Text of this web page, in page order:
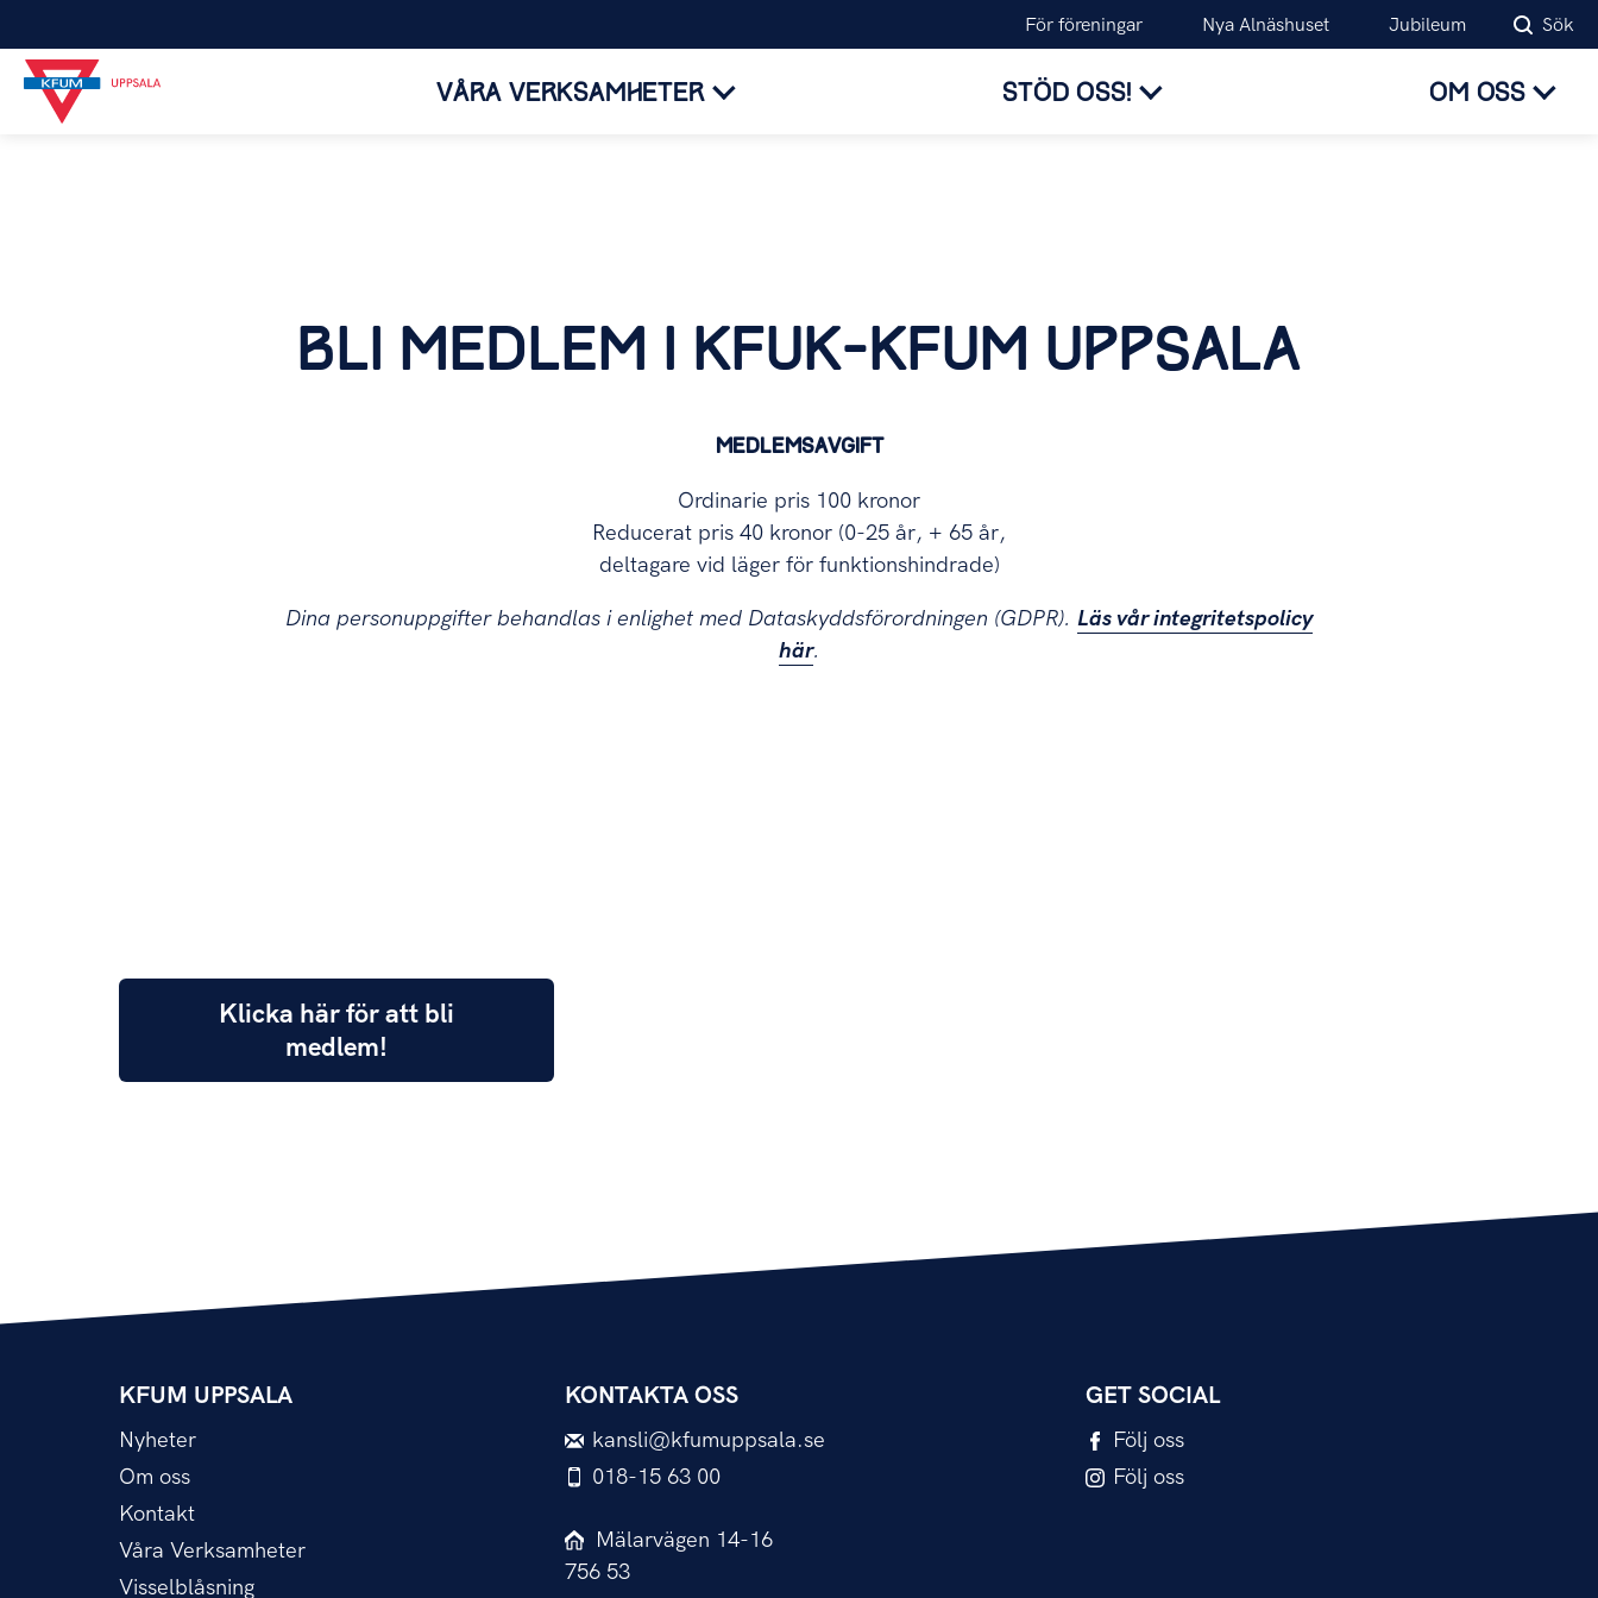
För föreningar Nya Alnäshuset Jubileum Sök
VÅRA VERKSAMHETER STÖD OSS! OM OSS
BLI MEDLEM I KFUK-KFUM UPPSALA
MEDLEMSAVGIFT
Ordinarie pris 100 kronor
Reducerat pris 40 kronor (0-25 år, + 65 år,
deltagare vid läger för funktionshindrade)
Dina personuppgifter behandlas i enlighet med Dataskyddsförordningen (GDPR). Läs vår integritetspolicy
här.
Klicka här för att bli
medlem!
KFUM UPPSALA
Nyheter
Om oss
Kontakt
Våra Verksamheter
Visselblåsning
KONTAKTA OSS
kansli@kfumuppsala.se
018-15 63 00
Mälarvägen 14-16
756 53
GET SOCIAL
Följ oss
Följ oss